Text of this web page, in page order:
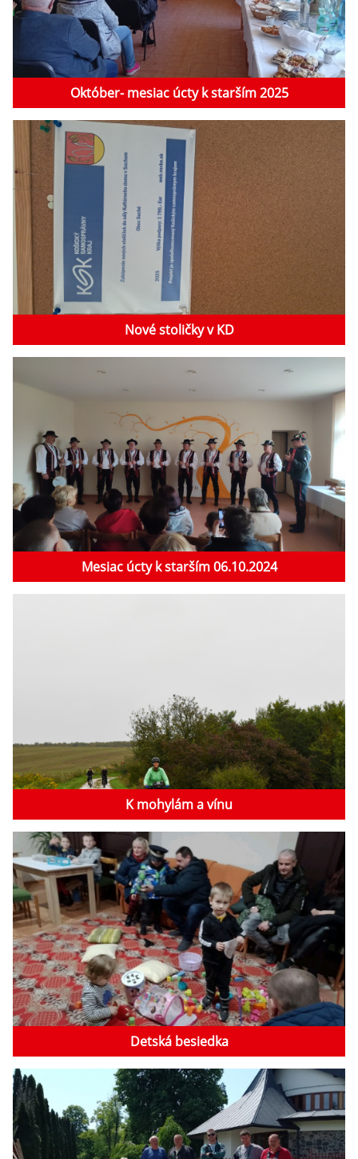
Október- mesiac úcty k starším 2025
Nové stoličky v KD
Mesiac úcty k starším 06.10.2024
K mohylám a vínu
Detská besiedka